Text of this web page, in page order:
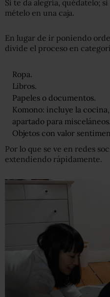
Si te da alegría, quédatelo;
mételo en una caja.
En lugar de ir poniendo
divide el proceso en
Ropa.
Libros.
Papeles o documentos.
Komono: incluye la
apartado para misceláneos.
Objetos con valor
Por lo que se ve en redes
extendiendo rápidamente.